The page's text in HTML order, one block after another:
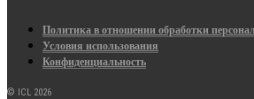
Политика в отношении обработки
Условия использования
Конфиденциальность
© ICL 2026